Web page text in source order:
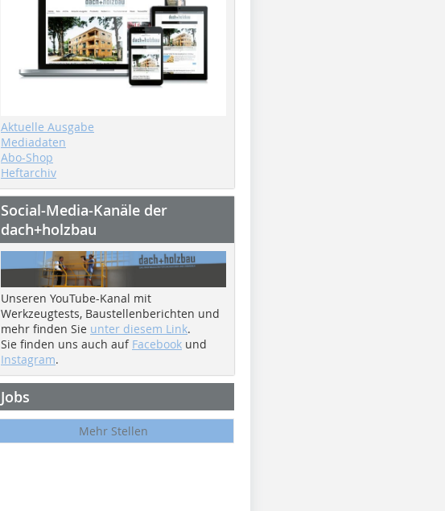
Aktuelle Ausgabe
Mediadaten
Abo-Shop
Heftarchiv
Social-Media-Kanäle der
dach+holzbau
Unseren YouTube-Kanal mit
Werkzeugtests, Baustellenberichten und
mehr finden Sie unter diesem Link.
Sie finden uns auch auf Facebook und
Instagram.
Jobs
Mehr Stellen